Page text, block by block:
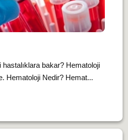
bakar? Hematoloji
Hematoloji Nedir? Hemat...